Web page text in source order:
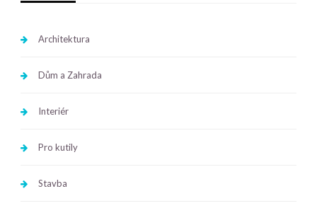
Architektura
Dům a Zahrada
Interiér
Pro kutily
Stavba